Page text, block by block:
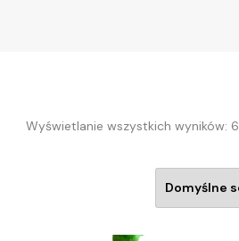
Wyświetlanie wszystkich wyników: 6